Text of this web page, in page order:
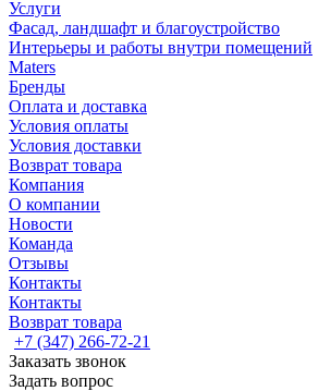
Услуги
Фасад, ландшафт и благоустройство
Интерьеры и работы внутри помещений
Maters
Бренды
Оплата и доставка
Условия оплаты
Условия доставки
Возврат товара
Компания
О компании
Новости
Команда
Отзывы
Контакты
Контакты
Возврат товара
+7 (347) 266-72-21
Заказать звонок
Задать вопрос